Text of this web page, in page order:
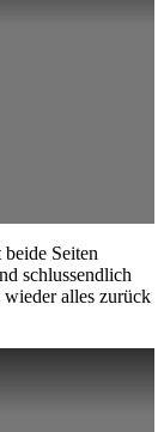
Seiten
schlussendlich
wieder alles zurück